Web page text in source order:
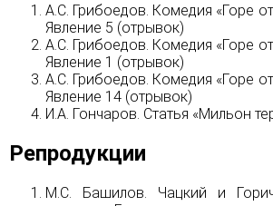
А.С. Грибоедов. Комедия «Горе
Явление 5 (отрывок)
А.С. Грибоедов. Комедия «Горе
Явление 1 (отрывок)
А.С. Грибоедов. Комедия «Горе
Явление 14 (отрывок)
И.А. Гончаров. Статья «Мильон
Репродукции
М.С. Башилов. Чацкий и